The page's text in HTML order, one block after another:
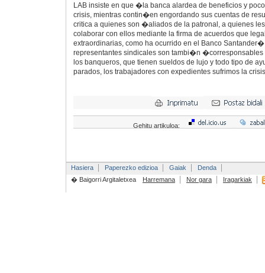
LAB insiste en que �la banca alardea de beneficios y
crisis, mientras contin�en engordando sus cuentas de
critica a quienes son �aliados de la patronal, a quienes
colaborar con ellos mediante la firma de acuerdos que
extraordinarias, como ha ocurrido en el Banco
representantes sindicales son tambi�n �corresponsables
los banqueros, que tienen sueldos de lujo y todo tipo de
parados, los trabajadores con expedientes sufrimos la
Gehitu artikuloa:
Hasiera Paperezko edizioa Gaiak
Denda
� Baigorri Argitaletxea
Harremana Nor gara Iragarkiak